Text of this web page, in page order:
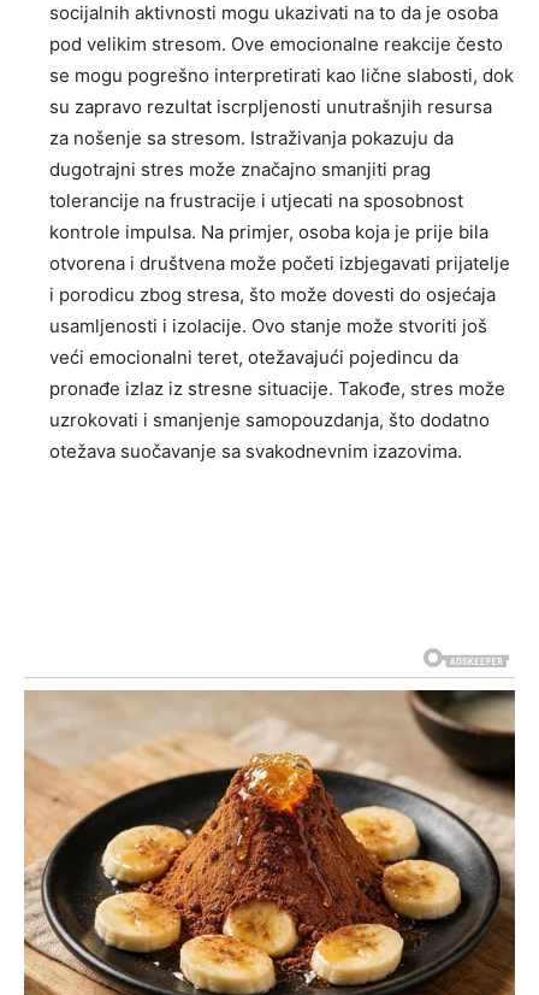
socijalnih aktivnosti mogu ukazivati na to da je osoba
pod velikim stresom. Ove emocionalne reakcije često
se mogu pogrešno interpretirati kao lične slabosti, dok
su zapravo rezultat iscrpljenosti unutrašnjih resursa
za nošenje sa stresom. Istraživanja pokazuju da
dugotrajni stres može značajno smanjiti prag
tolerancije na frustracije i utjecati na sposobnost
kontrole impulsa. Na primjer, osoba koja je prije bila
otvorena i društvena može početi izbjegavati prijatelje
i porodicu zbog stresa, što može dovesti do osjećaja
usamljenosti i izolacije. Ovo stanje može stvoriti još
veći emocionalni teret, otežavajući pojedincu da
pronađe izlaz iz stresne situacije. Takođe, stres može
uzrokovati i smanjenje samopouzdanja, što dodatno
otežava suočavanje sa svakodnevnim izazovima.